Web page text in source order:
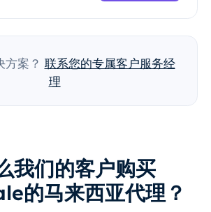
方案？ 联系您的专属客户服务经
理
我们的客户购买
的马来西亚代理？